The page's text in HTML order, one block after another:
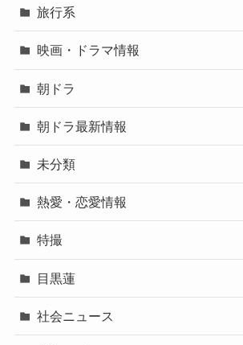
旅行系
映画・ドラマ情報
朝ドラ
朝ドラ最新情報
未分類
熱愛・恋愛情報
特撮
目黒蓮
社会ニュース